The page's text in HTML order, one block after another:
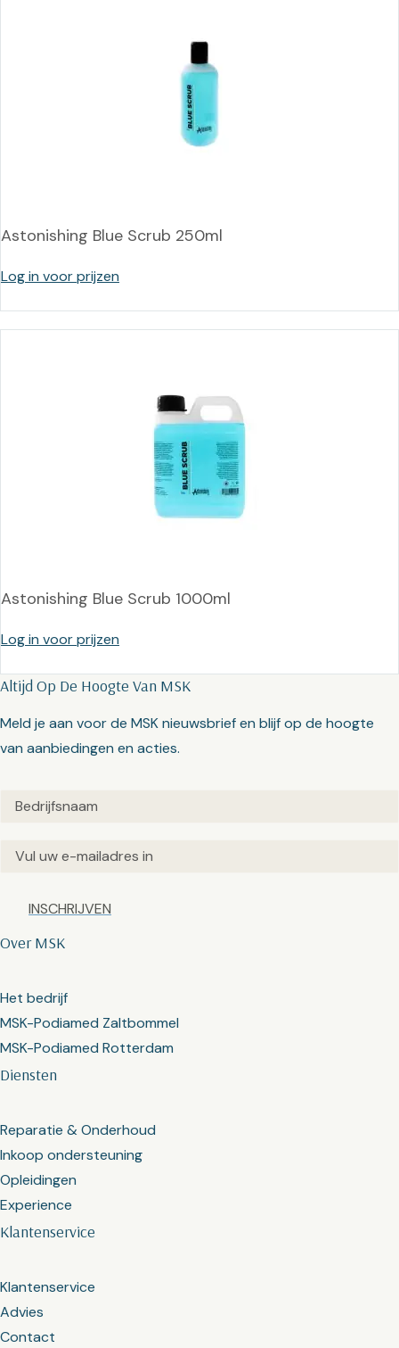
Astonishing Blue Scrub 250ml
Log in voor prijzen
Astonishing Blue Scrub 1000ml
Log in voor prijzen
Klantenservice
Klantenservice
Advies
Contact
Diensten
Reparatie & Onderhoud
Inkoop ondersteuning
Opleidingen
Experience
Over MSK
Het bedrijf
MSK-Podiamed Zaltbommel
MSK-Podiamed Rotterdam
Altijd Op De Hoogte Van MSK
Meld je aan voor de MSK nieuwsbrief en blijf op de hoogte
van aanbiedingen en acties.
Untitled(Vereist)
Email(Vereist)
Captcha